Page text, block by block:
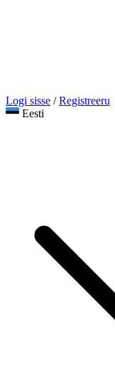
Logi sisse / Registreeru
Eesti